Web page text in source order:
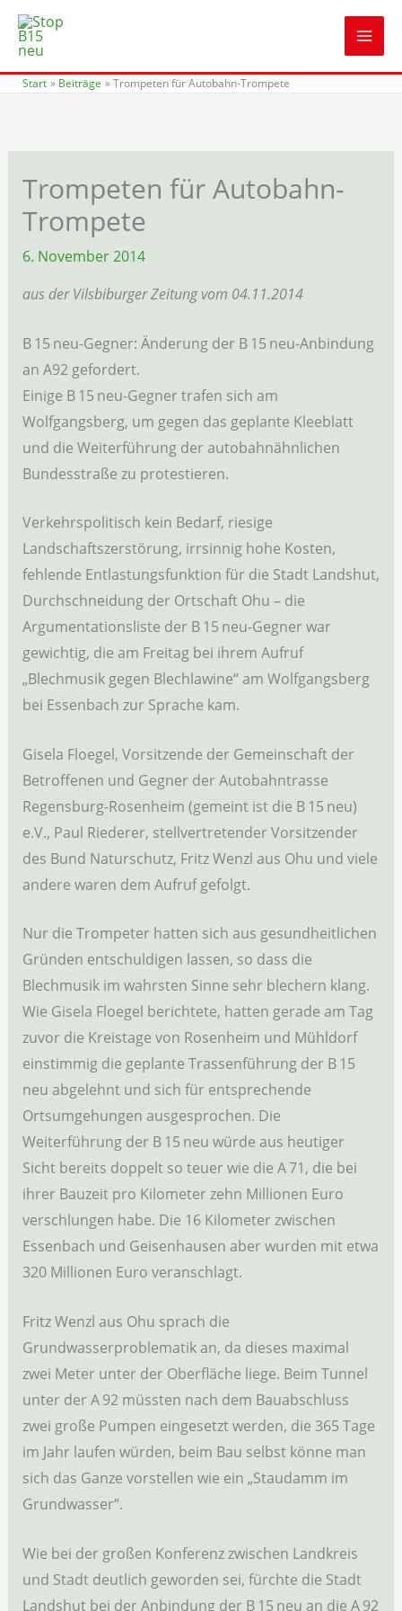
Zum
Inhalt
Start Beiträge Trompeten für Autobahn-Trompete
Trompeten für Autobahn-
Trompete
6. November 2014
aus der Vilsbiburger Zeitung vom 04.11.2014
B 15 neu-Gegner: Änderung der B 15 neu-Anbindung
an A92 gefordert.
Einige B 15 neu-Gegner trafen sich am
Wolfgangsberg, um gegen das geplante Kleeblatt
und die Weiterführung der autobahnähnlichen
Bundesstraße zu protestieren.
Verkehrspolitisch kein Bedarf, riesige
Landschaftszerstörung, irrsinnig hohe Kosten,
fehlende Entlastungsfunktion für die Stadt Landshut,
Durchschneidung der Ortschaft Ohu – die
Argumentationsliste der B 15 neu-Gegner war
gewichtig, die am Freitag bei ihrem Aufruf
„Blechmusik gegen Blechlawine“ am Wolfgangsberg
bei Essenbach zur Sprache kam.
Gisela Floegel, Vorsitzende der Gemeinschaft der
Betroffenen und Gegner der Autobahntrasse
Regensburg-Rosenheim (gemeint ist die B 15 neu)
e.V., Paul Riederer, stellvertretender Vorsitzender
des Bund Naturschutz, Fritz Wenzl aus Ohu und viele
andere waren dem Aufruf gefolgt.
Nur die Trompeter hatten sich aus gesundheitlichen
Gründen entschuldigen lassen, so dass die
Blechmusik im wahrsten Sinne sehr blechern klang.
Wie Gisela Floegel berichtete, hatten gerade am Tag
zuvor die Kreistage von Rosenheim und Mühldorf
einstimmig die geplante Trassenführung der B 15
neu abgelehnt und sich für entsprechende
Ortsumgehungen ausgesprochen. Die
Weiterführung der B 15 neu würde aus heutiger
Sicht bereits doppelt so teuer wie die A 71, die bei
ihrer Bauzeit pro Kilometer zehn Millionen Euro
verschlungen habe. Die 16 Kilometer zwischen
Essenbach und Geisenhausen aber wurden mit etwa
320 Millionen Euro veranschlagt.
Fritz Wenzl aus Ohu sprach die
Grundwasserproblematik an, da dieses maximal
zwei Meter unter der Oberfläche liege. Beim Tunnel
unter der A 92 müssten nach dem Bauabschluss
zwei große Pumpen eingesetzt werden, die 365 Tage
im Jahr laufen würden, beim Bau selbst könne man
sich das Ganze vorstellen wie ein „Staudamm im
Grundwasser“.
Wie bei der großen Konferenz zwischen Landkreis
und Stadt deutlich geworden sei, fürchte die Stadt
Landshut bei der Anbindung der B 15 neu an die A 92